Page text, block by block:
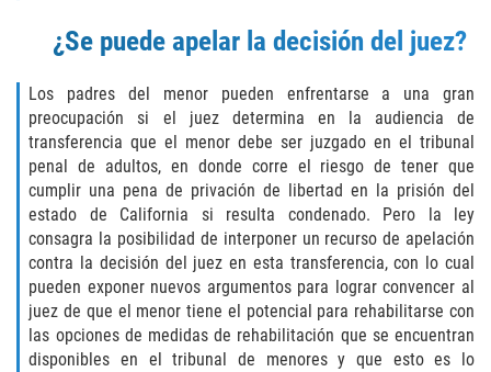
Pornografía Infantil
Prostitución y Solicitación
DUI
Audiencia Administrativa del DMV
Conducción Imprudente sin Presencia
de Alcohol
Cuarta Ofensa de DUI
¿Se puede apelar la decisión del juez?
Los padres del menor pueden enfrentarse a una gran
preocupación si el juez determina en la audiencia de
transferencia que el menor debe ser juzgado en el tribunal
penal de adultos, en donde corre el riesgo de tener que
cumplir una pena de privación de libertad en la prisión del
estado de California si resulta condenado. Pero la ley
consagra la posibilidad de interponer un recurso de apelación
contra la decisión del juez en esta transferencia, con lo cual
pueden exponer nuevos argumentos para lograr convencer al
juez de que el menor tiene el potencial para rehabilitarse con
las opciones de medidas de rehabilitación que se encuentran
disponibles en el tribunal de menores y que esto es lo